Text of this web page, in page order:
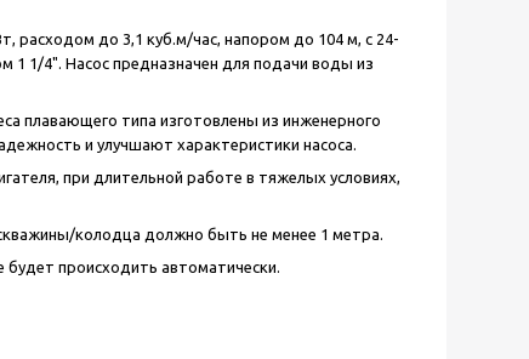
расходом до 3,1 куб.м/час, напором до 104 м, с 24-
1 1/4". Насос предназначен для подачи воды из
плавающего типа изготовлены из инженерного
и улучшают характеристики насоса.
при длительной работе в тяжелых условиях,
колодца должно быть не менее 1 метра.
происходить автоматически.